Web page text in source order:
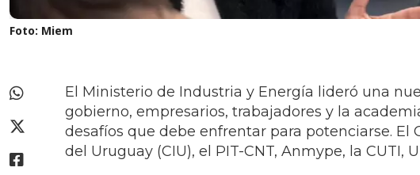
Foto: Miem
El Ministerio de Industria y Energía lideró una
gobierno, empresarios, trabajadores y la
desafíos que debe enfrentar para potenciarse.
del Uruguay (CIU), el PIT-CNT, Anmype, la CUTI,